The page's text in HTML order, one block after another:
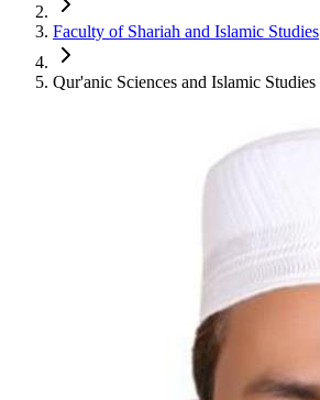
Faculty of Shariah and Islamic Studies
Qur'anic Sciences and Islamic Studies